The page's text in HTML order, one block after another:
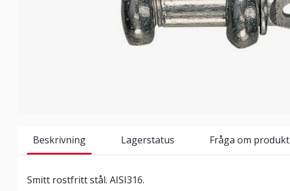
Beskrivning Lagerstatus Fråga om produkt
Smitt rostfritt stål. AISI316.